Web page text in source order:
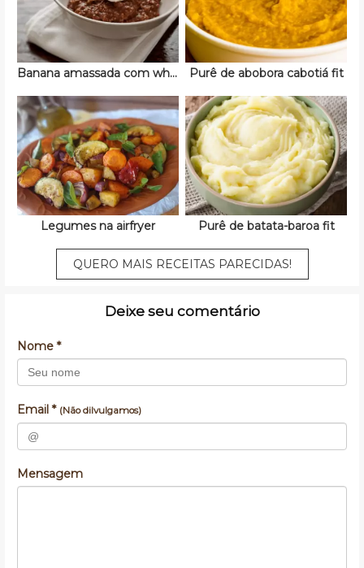
Banana amassada com whey Purê de abobora cabotiá fit
Legumes na airfryer Purê de batata-baroa fit
QUERO MAIS RECEITAS PARECIDAS!
Deixe seu comentário
Nome *
Email * (Não dilvulgamos)
Mensagem